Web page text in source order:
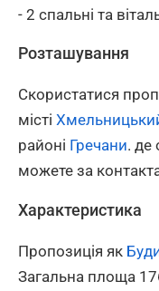
- 2 спальні та
Розташування
Скористатися
місті
районі Гречани. де
можете за
Характеристика
Пропозиція як
Загальна площа